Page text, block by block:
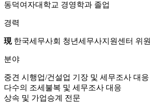
동덕여자대학교 경영학과 졸업
경력
現한국세무사회 청년세무사지원센터 위원
분야
중견 시행업/건설업 기장 및 세무조사 대응
다수의 조세불복 및 세무조사 대응
상속 및 가업승계 전문